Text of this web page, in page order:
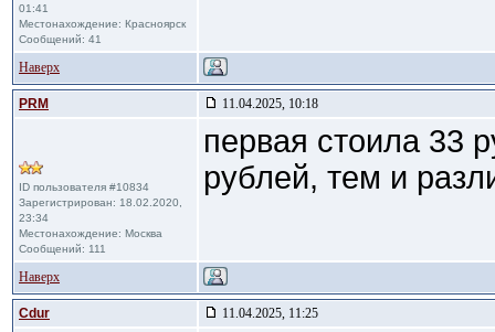
01:41
Местонахождение: Красноярск
Сообщений: 41
Наверх
PRM 11.04.2025, 10:18
ID пользователя #10834
Зарегистрирован: 18.02.2020,
23:34
Местонахождение: Москва
Сообщений: 111
первая стоила 33
рублей, тем и
Наверх
Cdur 11.04.2025, 11:25